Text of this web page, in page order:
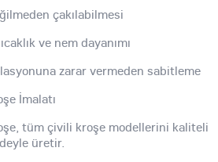
çakılabilmesi
ve nem dayanımı
zarar vermeden sabitleme
İmalatı
tüm çivili kroşe modellerini kaliteli
üretir.